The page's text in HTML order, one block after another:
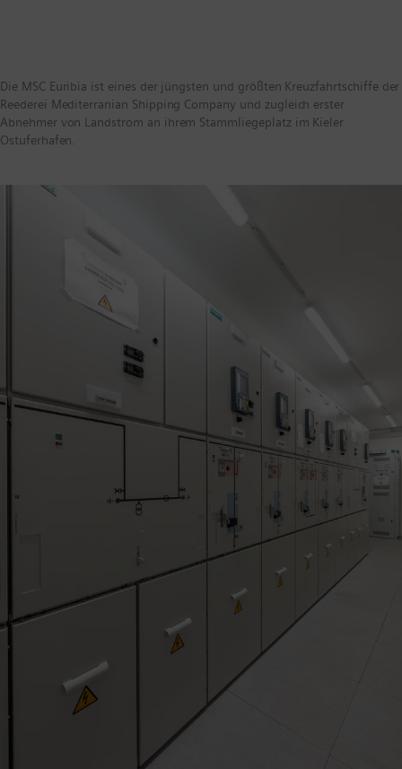
Die MSC Euribia ist eines der jüngsten und größten Kreuzfahrtschiffe der
Reederei Mediterranian Shipping Company und zugleich erster
Abnehmer von Landstrom an ihrem Stammliegeplatz im Kieler
Ostuferhafen.